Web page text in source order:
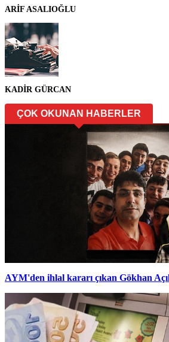
ARİF ASALIOĞLU
KADİR GÜRCAN
ÇOK OKUNAN HABERLER
AYM'den ihlal kararı çıkan Gökhan